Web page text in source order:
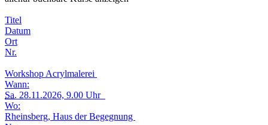
Titel
Datum
Ort
Nr.
Workshop Acrylmalerei
Wann:
Sa. 28.11.2026, 9.00 Uhr
Wo:
Rheinsberg, Haus der Begegnung